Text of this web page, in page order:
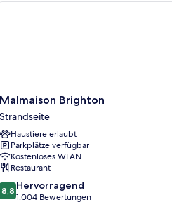
Malmaison
Brighton
Strandseite
Malmaison Brighton
Strandseite
Haustiere erlaubt
Parkplätze verfügbar
Kostenloses WLAN
Restaurant
8.8
von
8,8 Hervorragend
1.004 Bewertungen
Brighton